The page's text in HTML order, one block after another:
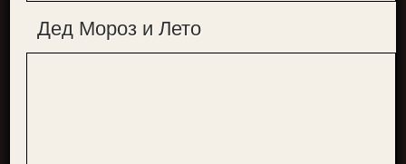
Дед Мороз и Лето